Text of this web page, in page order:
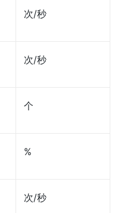
次/秒
次/秒
个
%
次/秒